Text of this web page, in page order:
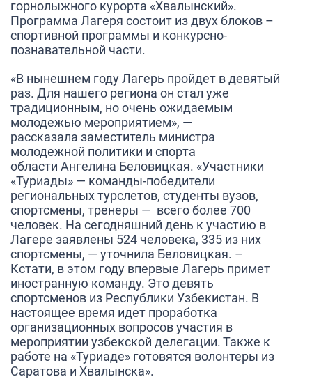
горнолыжного курорта «Хвалынский».
Программа Лагеря состоит из двух блоков –
спортивной программы и конкурсно-
познавательной части.
«В нынешнем году Лагерь пройдет в девятый
раз. Для нашего региона он стал уже
традиционным, но очень ожидаемым
молодежью мероприятием», —
рассказала заместитель министра
молодежной политики и спорта
области Ангелина Беловицкая. «Участники
«Туриады» — команды-победители
региональных турслетов, студенты вузов,
спортсмены, тренеры — всего более 700
человек. На сегодняшний день к участию в
Лагере заявлены 524 человека, 335 из них
спортсмены, — уточнила Беловицкая. –
Кстати, в этом году впервые Лагерь примет
иностранную команду. Это девять
спортсменов из Республики Узбекистан. В
настоящее время идет проработка
организационных вопросов участия в
мероприятии узбекской делегации. Также к
работе на «Туриаде» готовятся волонтеры из
Саратова и Хвалынска».